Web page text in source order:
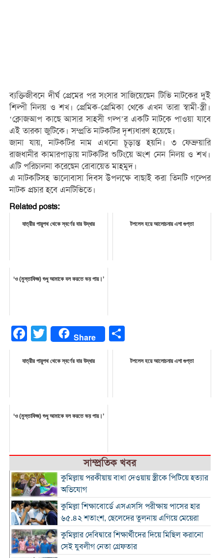
ব্যক্তিজীবনে দীর্ঘ প্রেমের পর সংসার সাজিয়েছেন টিভি নাটকের দুই
শিল্পী নিলয় ও শখ। প্রেমিক-প্রেমিকা থেকে এখন তারা স্বামী-স্ত্রী।
‘ক্লোজআপ কাছে আসার সাহসী গল্প’র একটি নাটকে পাওয়া যাবে
এই তারকা জুটিকে। সম্প্রতি নাটকটির দৃশ্যধারণ হয়েছে।
জানা যায়, নাটকটির নাম এখনো চূড়ান্ত হয়নি। ৩ ফেব্রুয়ারি
রাজধানীর কামারপাড়ায় নাটকটির শুটিংয়ে অংশ নেন নিলয় ও শখ।
এটি পরিচালনা করেছেন রোবায়েত মাহমুদ।
এ নাটকটিসহ ভালোবাসা দিবস উপলক্ষে বাছাই করা তিনটি গল্পের
নাটক প্রচার হবে এনটিভিতে।
Related posts:
যাত্রীর পায়ুপথ থেকে স্বর্ণের বার উদ্ধার টপলেস হয়ে আলোচনায় এশা গুপ্তা
‘ও (মুস্তাফিজ) শুধু আমাকে বল করতে ভয় পায়।’
Facebook
Twitter Share
যাত্রীর পায়ুপথ থেকে স্বর্ণের বার উদ্ধার টপলেস হয়ে আলোচনায় এশা গুপ্তা
‘ও (মুস্তাফিজ) শুধু আমাকে বল করতে ভয় পায়।’
সাম্প্রতিক খবর
কুমিল্লায় পরকীয়ায় বাধা দেওয়ায় স্ত্রীকে পিটিয়ে হত্যার
অভিযোগ
কুমিল্লা শিক্ষাবোর্ডে এসএসসি পরীক্ষায় পাসের হার
৬৫.৪২ শতাংশ, ছেলেদের তুলনায় এগিয়ে মেয়েরা
কুমিল্লার দেবিদ্বারে শিক্ষার্থীদের দিয়ে মিছিল করানো
সেই যুবলীগ নেতা গ্রেফতার